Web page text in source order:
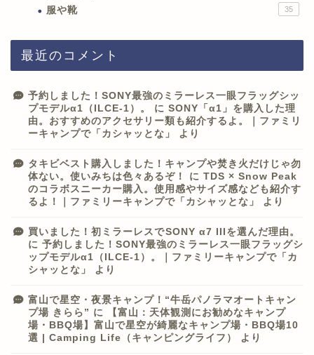
服や靴 35
最近のコメント
予約しました！SONY最強のミラーレス一眼フラッグシッ
プモデルα1（ILCE-1）。
に SONY「α1」を購入した理
由。おすすめのアクセサリー類も紹介するよ。｜ファミリ
ーキャンプで「カシャッとな」
より
タキビベスト購入しました！キャンプや焚き火だけじゃ勿
体ない。使いみちは色々あるぞ！
に TDS × Snow Peak
のコラボスニーカー購入。使用感やサイズ感なども紹介す
るよ！｜ファミリーキャンプで「カシャッとな」
より
買いました！初ミラーレスでSONY α7 IIIを選んだ理由。
に 予約しました！SONY最強のミラーレス一眼フラッグシ
ップモデルα1（ILCE-1）。｜ファミリーキャンプで「カ
シャッとな」
より
富山で星空・夜景キャンプ！“牛岳パノラマオートキャン
プ場 きらら” に
【富山：天体観測にお勧めなキャンプ
場・BBQ場】富山で星空が綺麗なキャンプ場・BBQ場10
選 | Camping Life（キャンピングライフ）
より